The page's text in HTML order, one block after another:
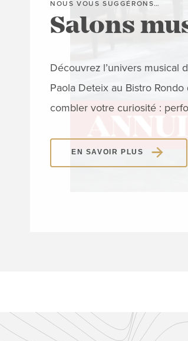
NOUS VOUS SUGGÉRONS…
Salons
Découvrez l’univers musical
Paola Deteix au Bistro
combler votre curiosité :
EN SAVOIR PLUS